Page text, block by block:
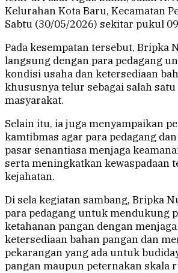
Kelurahan Kota Baru, Kecamatan
Sabtu (30/05/2026) sekitar pukul
Pada kesempatan tersebut, Bripka
langsung dengan para pedagang
kondisi usaha dan ketersediaan
khususnya telur sebagai salah
masyarakat.
Selain itu, ia juga menyampaikan
kamtibmas agar para pedagang
pasar senantiasa menjaga
serta meningkatkan kewaspadaan
kejahatan.
Di sela kegiatan sambang, Bripka
para pedagang untuk mendukung
ketahanan pangan dengan
ketersediaan bahan pangan dan
pekarangan yang ada untuk
pangan maupun peternakan skala